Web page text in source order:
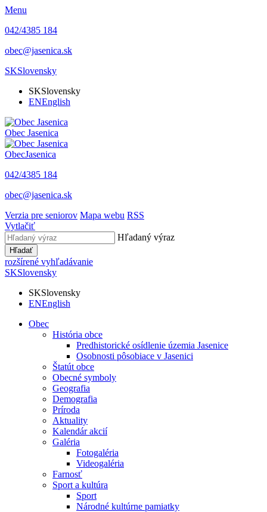
Menu
042/4385 184
obec@jasenica.sk
SKSlovensky
SKSlovensky
ENEnglish
Obec Jasenica
ObecJasenica
042/4385 184
obec@jasenica.sk
Verzia pre seniorov Mapa webu RSS
Vytlačiť
Hľadaný výraz
Hľadať
rozšírené vyhľadávanie
SKSlovensky
SKSlovensky
ENEnglish
Obec
História obce
Predhistorické osídlenie územia Jasenice
Osobnosti pôsobiace v Jasenici
Štatút obce
Obecné symboly
Geografia
Demografia
Príroda
Aktuality
Kalendár akcií
Galéria
Fotogaléria
Videogaléria
Farnosť
Sport a kultúra
Sport
Národné kultúrne pamiatky